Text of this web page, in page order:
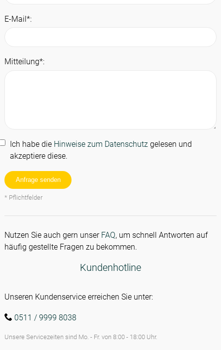
E-Mail*:
Mitteilung*:
Ich habe die Hinweise zum Datenschutz gelesen und
akzeptiere diese.
Anfrage senden
* Pflichtfelder
Nutzen Sie auch gern unser FAQ, um schnell Antworten auf
häufig gestellte Fragen zu bekommen.
Kundenhotline
Unseren Kundenservice erreichen Sie unter:
Kundenhotline
0511 / 9999 8038
Unsere Servicezeiten sind Mo. - Fr. von 8:00 - 18:00 Uhr.